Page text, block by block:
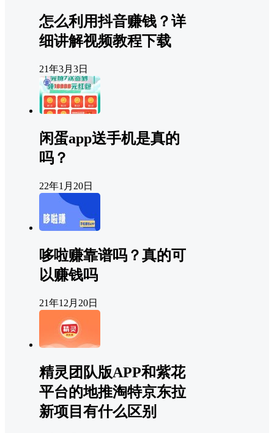
怎么利用抖音赚钱？详
细讲解视频教程下载
21年3月3日
闲蛋app送手机是真的
吗？
22年1月20日
哆啦赚靠谱吗？真的可
以赚钱吗
21年12月20日
精灵团队版APP和紫花
平台的地推淘特京东拉
新项目有什么区别